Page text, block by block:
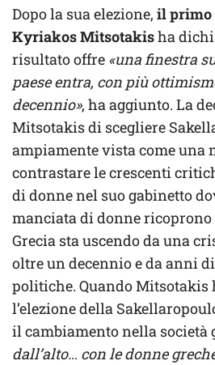
Dopo la sua elezione, il primo
Kyriakos Mitsotakisha
risultato offre «una finestra
paese entra, con più
decennio», ha aggiunto. La
Mitsotakis di scegliere
ampiamente vista come una
contrastare le crescenti
di donne nel suo gabinetto
manciata di donne
Grecia sta uscendo da una
oltre un decennio e da anni
politiche. Quando Mitsotakis
l’elezione della
il cambiamento nella società
dall’alto… con le donne